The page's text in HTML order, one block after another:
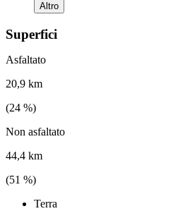
Altro
Superfici
Asfaltato
20,9 km
(24 %)
Non asfaltato
44,4 km
(51 %)
Terra